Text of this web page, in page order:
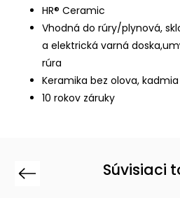
HR® Ceramic
Vhodná do rúry/plynová,
a elektrická varná
rúra
Keramika bez olova,
10 rokov záruky
Súvisiaci
Previous